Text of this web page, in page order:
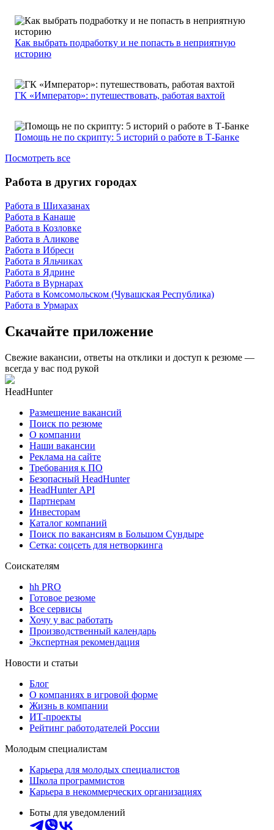
Как выбрать подработку и не попасть в неприятную
историю
ГК «Император»: путешествовать, работая вахтой
Помощь не по скрипту: 5 историй о работе в Т-Банке
Посмотреть все
Работа в других городах
Работа в Шихазанах
Работа в Канаше
Работа в Козловке
Работа в Аликове
Работа в Ибреси
Работа в Яльчиках
Работа в Ядрине
Работа в Вурнарах
Работа в Комсомольском (Чувашская Республика)
Работа в Урмарах
Скачайте приложение
Свежие вакансии, ответы на отклики и доступ к резюме —
всегда у вас под рукой
HeadHunter
Размещение вакансий
Поиск по резюме
О компании
Наши вакансии
Реклама на сайте
Требования к ПО
Безопасный HeadHunter
HeadHunter API
Партнерам
Инвесторам
Каталог компаний
Поиск по вакансиям в Большом Сундыре
Сетка: соцсеть для нетворкинга
Соискателям
hh PRO
Готовое резюме
Все сервисы
Хочу у вас работать
Производственный календарь
Экспертная рекомендация
Новости и статьи
Блог
О компаниях в игровой форме
Жизнь в компании
ИТ-проекты
Рейтинг работодателей России
Молодым специалистам
Карьера для молодых специалистов
Школа программистов
Карьера в некоммерческих организациях
Боты для уведомлений